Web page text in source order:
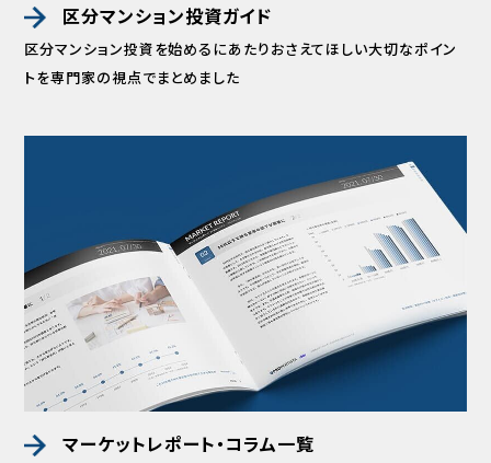
区分マンション投資ガイド
区分マンション投資を始めるにあたりおさえてほしい大切なポイン
トを専門家の視点でまとめました
マーケットレポート・コラム一覧